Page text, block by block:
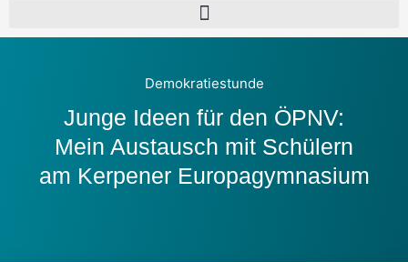
Demokratiestunde
Junge Ideen für den ÖPNV:
Mein Austausch mit Schülern
am Kerpener Europagymnasium